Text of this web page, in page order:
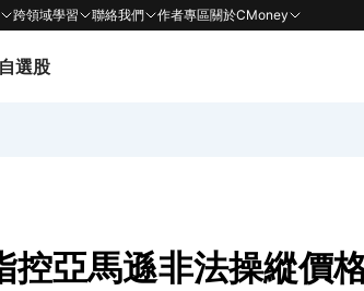
跨領域學習 聯絡我們 作者專區關於CMoney
自選股
控亞馬遜非法操縱價